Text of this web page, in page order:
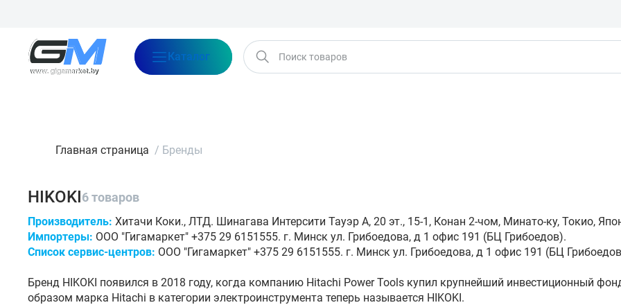
Каталог
Главная страница / Бренды
HIKOKI6 товаров
Производитель: Хитачи Коки., ЛТД. Шинагава Интерсити Тауэр А, 20 эт., 15-1, Конан 2-чом, Минато-ку, Токио,
Импортеры: ООО "Гигамаркет" +375 29 6151555. г. Минск ул. Грибоедова, д 1 офис 191 (БЦ Грибоедов).
Список сервис-центров: ООО "Гигамаркет" +375 29 6151555. г. Минск ул. Грибоедова, д 1 офис 191 (БЦ
Бренд HIKOKI появился в 2018 году, когда компанию Hitachi Power Tools купил крупнейший инвестиционный
образом марка Hitachi в категории электроинструмента теперь называется HIKOKI.